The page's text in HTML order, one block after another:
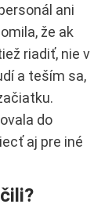
ani
že ak
riadiť, nie v
a teším sa,
do
aj pre iné